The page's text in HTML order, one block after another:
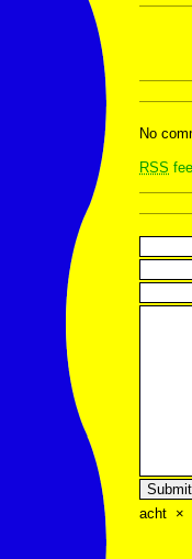
No
RSS
acht ×